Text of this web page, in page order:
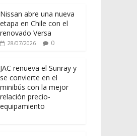
Nissan abre una nueva
etapa en Chile con el
renovado Versa
28/07/2026 0
JAC renueva el Sunray y
se convierte en el
minibús con la mejor
relación precio-
equipamiento